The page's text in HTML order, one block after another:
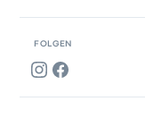
FOLGEN